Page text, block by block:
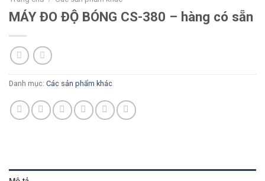
MÁY ĐO ĐỘ BÓNG CS-380 – hàng có sẵn
Danh mục: Các sản phẩm khác